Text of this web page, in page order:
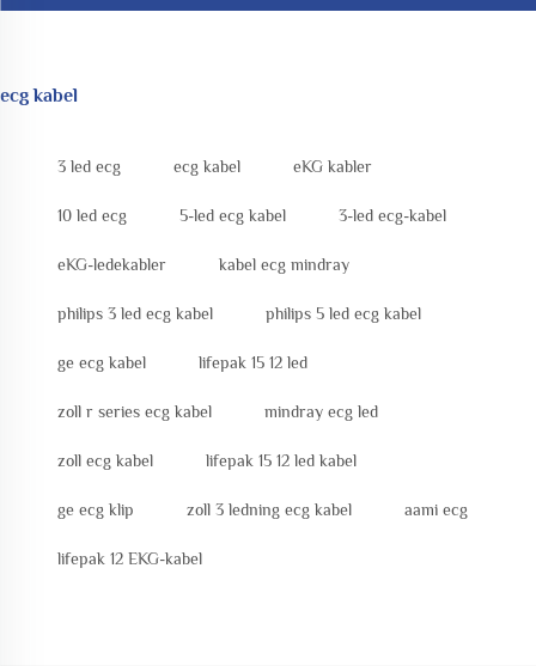
ecg kabel
3 led ecg ecg kabel eKG kabler
10 led ecg 5-led ecg kabel 3-led ecg-kabel
eKG-ledekabler kabel ecg mindray
philips 3 led ecg kabel philips 5 led ecg kabel
ge ecg kabel lifepak 15 12 led
zoll r series ecg kabel mindray ecg led
zoll ecg kabel lifepak 15 12 led kabel
ge ecg klip zoll 3 ledning ecg kabel aami ecg
lifepak 12 EKG-kabel